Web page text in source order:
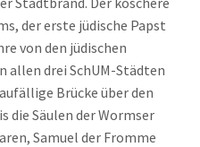
der erste jüdische Papst
von den jüdischen
allen drei SchUM-Städten
Brücke über den
die Säulen der Wormser
Samuel der Fromme